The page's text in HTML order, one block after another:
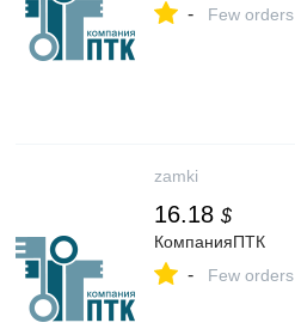
- Few orders
zamki
16.18 $
КомпанияПТК
- Few orders